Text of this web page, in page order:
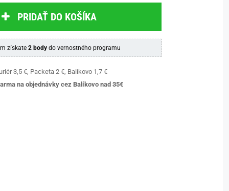
PRIDAŤ DO KOŠÍKA
získate 2 bodydo vernostného programu
3,5 €, Packeta 2 €, Balíkovo 1,7 €
na objednávky cez Balíkovo nad 35€